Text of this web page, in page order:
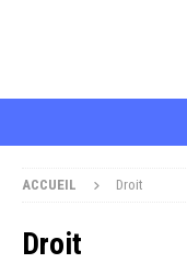
ACCUEIL Droit
Droit